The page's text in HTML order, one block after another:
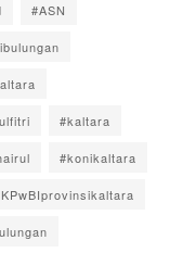
#ASN
#kaltara
#konikaltara